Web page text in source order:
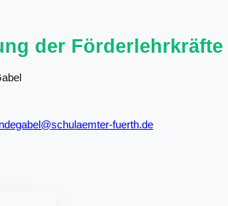
der Förderlehrkräfte
fuerth.de